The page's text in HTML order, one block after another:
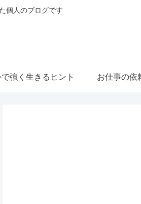
個人のブログです
強く生きるヒント お仕事の依